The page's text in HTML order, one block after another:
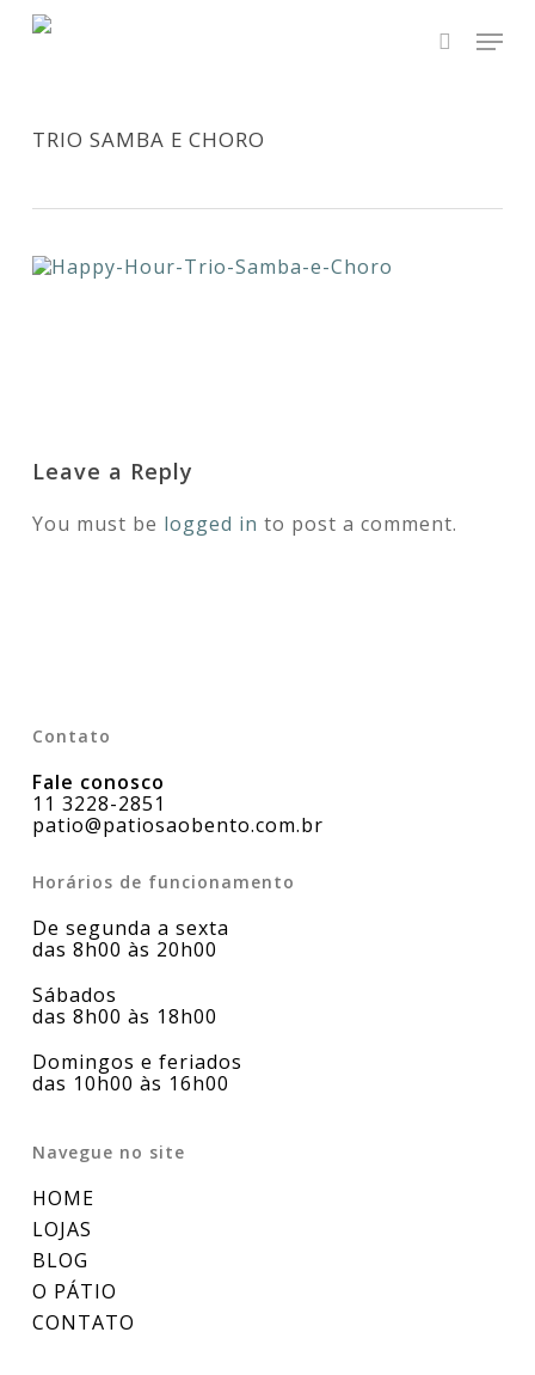
Skip
search
TRIO SAMBA E CHORO
Leave a Reply
You must be logged in to post a comment.
Contato
Fale conosco
11 3228-2851
patio@patiosaobento.com.br
Horários de funcionamento
De segunda a sexta
das 8h00 às 20h00
Sábados
das 8h00 às 18h00
Domingos e feriados
das 10h00 às 16h00
Navegue no site
HOME
LOJAS
BLOG
O PÁTIO
CONTATO